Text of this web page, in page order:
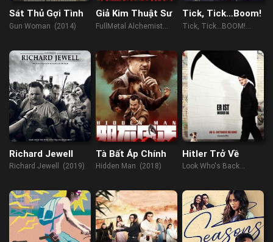
Sát Thủ Gợi Tình
Gun Woman (2014)
Giả Kim Thuật Sư
FullMetal Alchemist
Tick, Tick…Boom!
Tick, Tick...BOOM!
Richard Jewell
Richard Jewell (2019)
Tà Bất Áp Chính
Hidden Man (2018)
Hitler Trở Về
Look Who's Back